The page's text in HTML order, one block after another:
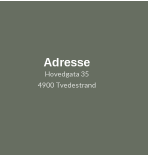
Adresse
Hovedgata 35
4900 Tvedestrand